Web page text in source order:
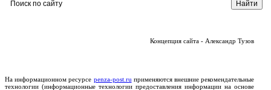
Концепция сайта - Александр Тузов
На информационном ресурсе penza-post.ru применяются внешние рекомендательные
технологии (информационные технологии предоставления информации на основе